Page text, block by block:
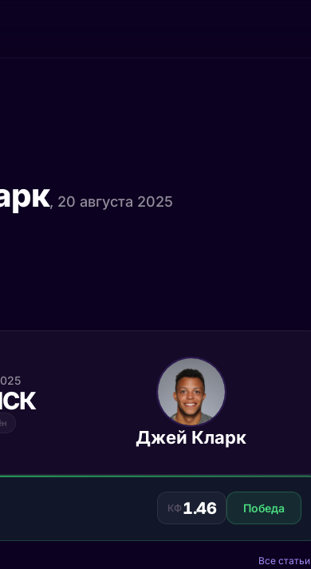
, 20 августа 2025
Джей Кларк
КФ 1.46 Победа
Все статьи